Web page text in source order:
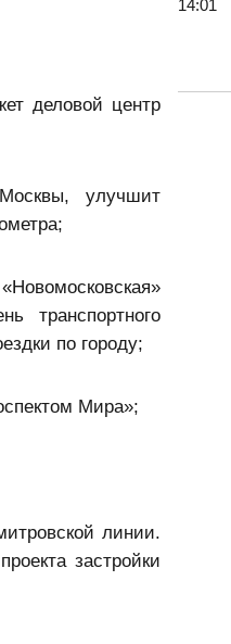
деловой центр
улучшит
транспортного
по городу;
Мира»;
линии.
застройки
14:01